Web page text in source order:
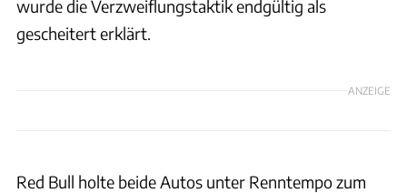
wurde die Verzweiflungstaktik endgültig als
gescheitert erklärt.
ANZEIGE
Red Bull holte beide Autos unter Renntempo zum